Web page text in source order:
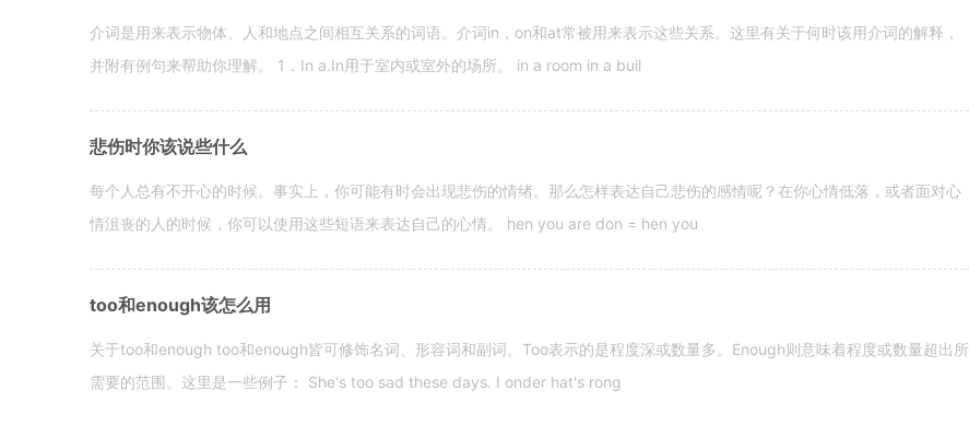
介词是用来表示物体、人和地点之间相互关系的词语。介词in，on和at常被用来表示这些关系。这里有关于何时该用介词的解释，
并附有例句来帮助你理解。 1．In a.In用于室内或室外的场所。 in a room in a buil
悲伤时你该说些什么
每个人总有不开心的时候。事实上，你可能有时会出现悲伤的情绪。那么怎样表达自己悲伤的感情呢？在你心情低落，或者面对心
情沮丧的人的时候，你可以使用这些短语来表达自己的心情。 hen you are don = hen you
too和enough该怎么用
关于too和enough too和enough皆可修饰名词、形容词和副词。Too表示的是程度深或数量多。Enough则意味着程度或数量超出所
需要的范围。这里是一些例子： She's too sad these days. I onder hat's rong